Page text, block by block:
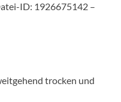
ID: 1926675142 –
trocken und